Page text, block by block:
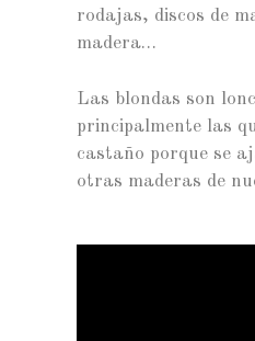
rodajas, discos de
madera…
Las blondas son
principalmente las
castaño porque se
otras maderas de